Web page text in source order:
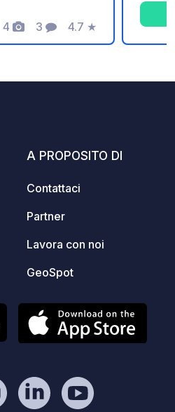
il codice
veicolo è
4
Foto
3
Commenti
4.7
Valutazione
★
e
A PROPOSITO DI
Contattaci
Partner
Lavora con noi
GeoSpot